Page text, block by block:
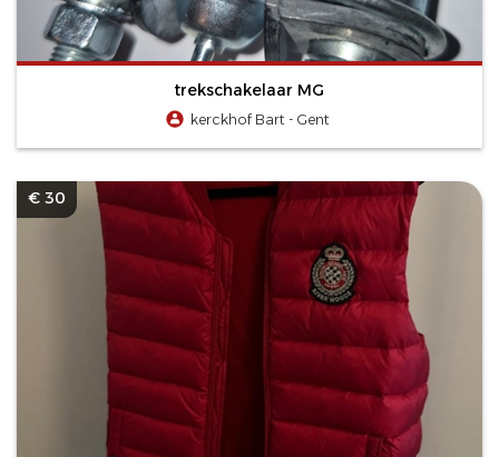
trekschakelaar MG
kerckhof Bart - Gent
€ 30